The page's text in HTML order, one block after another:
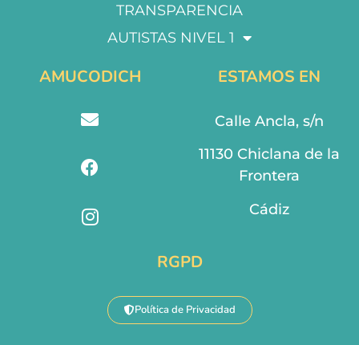
TRANSPARENCIA
AUTISTAS NIVEL 1
AMUCODICH ESTAMOS EN
Calle Ancla, s/n
11130 Chiclana de la
Frontera
Cádiz
RGPD
Política de Privacidad